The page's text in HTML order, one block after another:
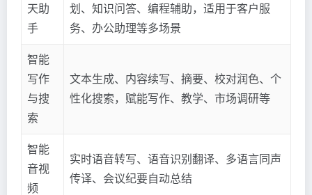
天助
手
划、知识问答、编程辅助，适用于客户服
务、办公助理等多场景
智能
写作
与搜
索
文本生成、内容续写、摘要、校对润色、个
性化搜索，赋能写作、教学、市场调研等
智能
音视
频
实时语音转写、语音识别翻译、多语言同声
传译、会议纪要自动总结